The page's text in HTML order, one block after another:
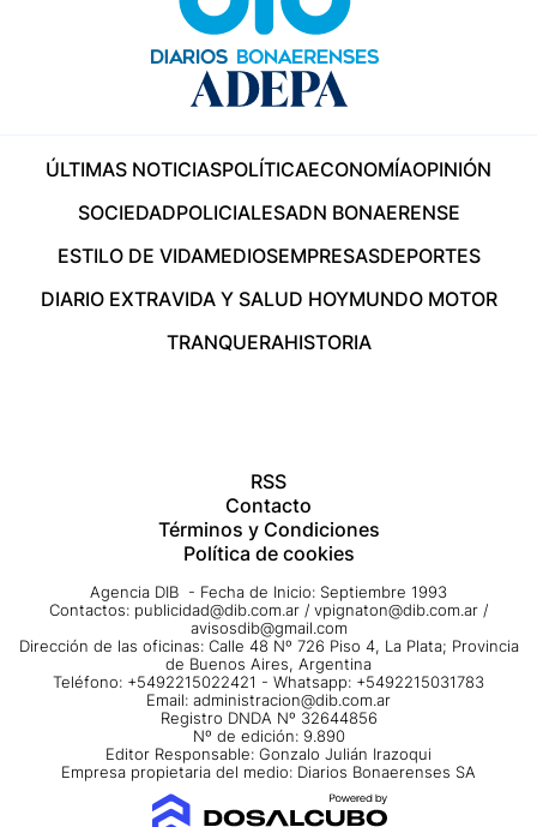
ÚLTIMAS NOTICIASPOLÍTICAECONOMÍAOPINIÓN
SOCIEDADPOLICIALESADN BONAERENSE
ESTILO DE VIDAMEDIOSEMPRESASDEPORTES
DIARIO EXTRAVIDA Y SALUD HOYMUNDO MOTOR
TRANQUERAHISTORIA
RSS
Contacto
Términos y Condiciones
Política de cookies
Agencia DIB - Fecha de Inicio: Septiembre 1993
Contactos: publicidad@dib.com.ar / vpignaton@dib.com.ar /
avisosdib@gmail.com
Dirección de las oficinas: Calle 48 Nº 726 Piso 4, La Plata; Provincia
de Buenos Aires, Argentina
Teléfono: +5492215022421 - Whatsapp: +5492215031783
Email: administracion@dib.com.ar
Registro DNDA Nº 32644856
Nº de edición: 9.890
Editor Responsable: Gonzalo Julián Irazoqui
Empresa propietaria del medio: Diarios Bonaerenses SA